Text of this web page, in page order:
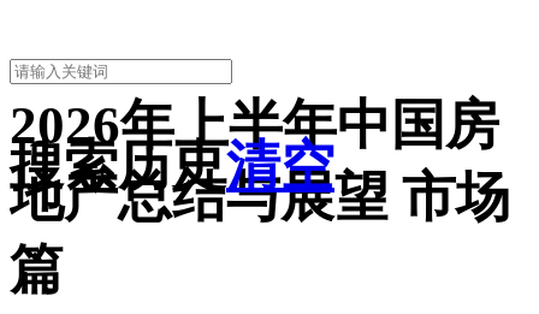
搜索历史清空
2026年上半年中国房
地产总结与展望 市场
篇